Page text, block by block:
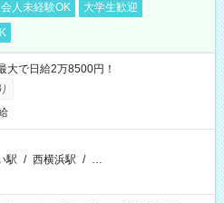
人未経験OK
大学生歓迎
で日給2万8500円！
駅 / 西横浜駅 / …